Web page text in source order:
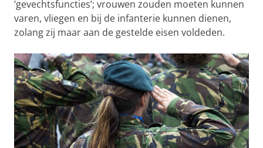
‘gevechtsfuncties’; vrouwen zouden moeten kunnen
varen, vliegen en bij de infanterie kunnen dienen,
zolang zij maar aan de gestelde eisen voldeden.